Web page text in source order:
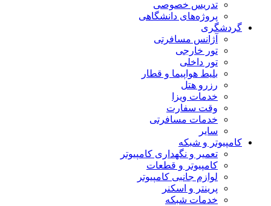
تدریس خصوصی
پروژه‌های دانشگاهی
گردشگری
آژانس مسافرتی
تور خارجی
تور داخلی
بلیط هواپیما و قطار
رزرو هتل
خدمات ویزا
وقت سفارت
خدمات مسافرتی
سایر
کامپیوتر و شبکه
تعمیر و نگهداری کامپیوتر
کامپیوتر و قطعات
لوازم جانبی کامپیوتر
پرینتر و اسکنر
خدمات شبکه